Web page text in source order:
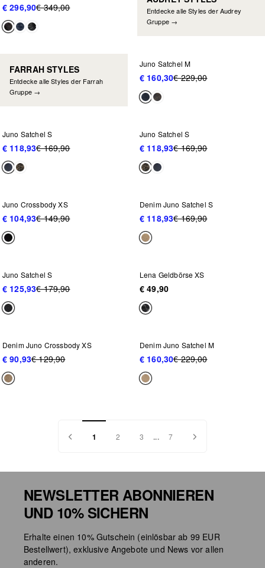
€ 296,90€ 349,00
Entdecke alle Styles der Audrey
Gruppe →
FARRAH STYLES
Entdecke alle Styles der Farrah
Gruppe →
Juno Satchel M
€ 160,30€ 229,00
Juno Satchel S
€ 118,93€ 169,90
NEU IM SALE
Juno Satchel S
€ 118,93€ 169,90
NEU IM SALE
Juno Crossbody XS
€ 104,93€ 149,90
NEU IM SALE
Denim Juno Satchel S
€ 118,93€ 169,90
NEU IM SALE
Juno Satchel S
€ 125,93€ 179,90
Lena Geldbörse XS
€ 49,90
NEU IM SALE
Denim Juno Crossbody XS
€ 90,93€ 129,90
NEU IM SALE
Denim Juno Satchel M
€ 160,30€ 229,00
1 2 3 ... 7
NEWSLETTER ABONNIEREN
UND 10% SICHERN
Erhalte einen 10% Gutschein (einlösbar ab 99 EUR
Bestellwert), exklusive Angebote und News vor allen
anderen.